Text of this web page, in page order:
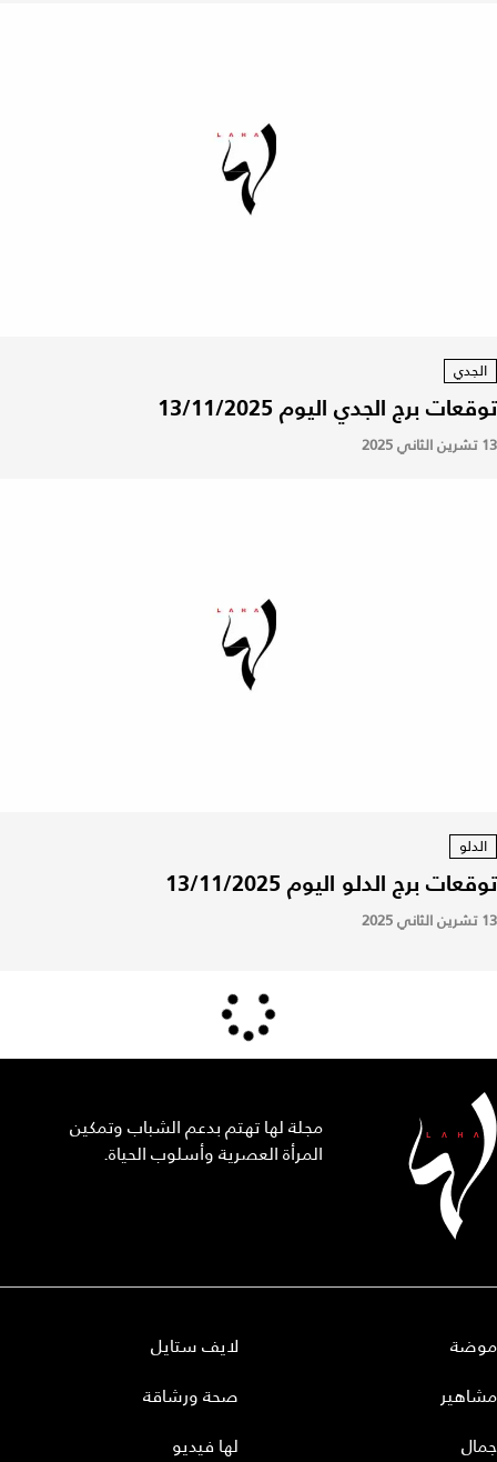
الجدي
توقعات برج الجدي اليوم 13/11/2025
13 تشرين الثاني 2025
الدلو
توقعات برج الدلو اليوم 13/11/2025
13 تشرين الثاني 2025
مجلة لها تهتم بدعم الشباب وتمكين
المرأة العصرية وأسلوب الحياة.
موضة
مشاهير
جمال
لايف ستايل
صحة ورشاقة
لها فيديو